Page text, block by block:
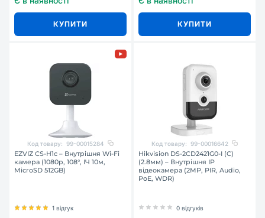
КУПИТИ КУПИТИ
Код товару: 99-00015284
EZVIZ CS-H1c – Внутрішня Wi-Fi
камера (1080p, 108°, ІЧ 10м,
MicroSD 512GB)
1 відгук
Код товару: 99-00016642
Hikvision DS-2CD2421G0-I (C)
(2.8мм) – Внутрішня IP
відеокамера (2MP, PIR, Audio,
PoE, WDR)
0 відгуків